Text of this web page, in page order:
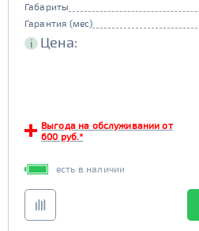
Габариты
Гарантия (мес)
i Цена:
Выгода на обслуживании от
600 руб.*
есть в наличии